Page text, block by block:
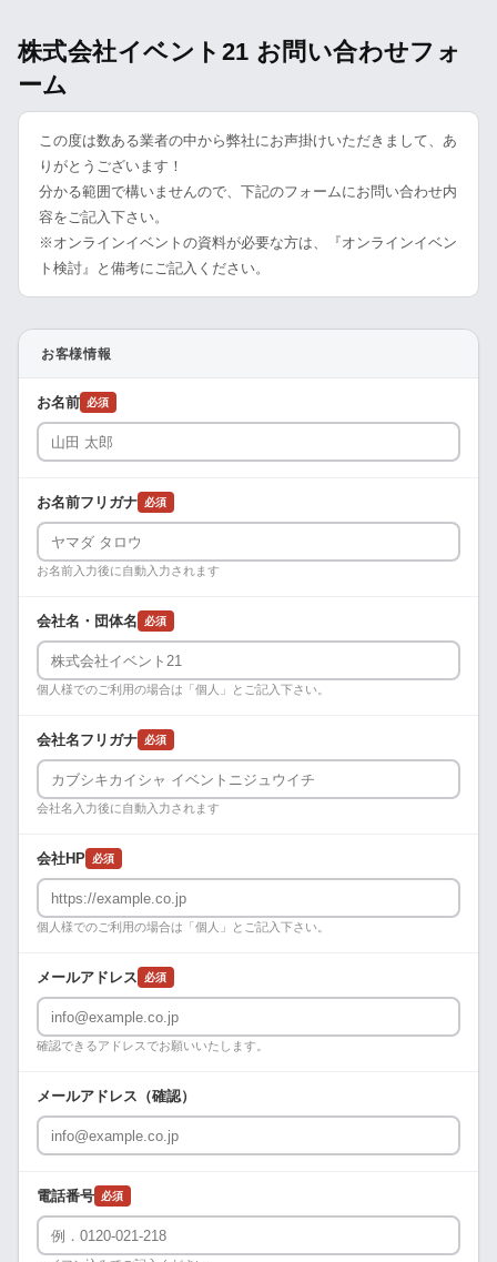
株式会社イベント21 お問い合わせフォ
ーム
この度は数ある業者の中から弊社にお声掛けいただきまして、あ
りがとうございます！
分かる範囲で構いませんので、下記のフォームにお問い合わせ内
容をご記入下さい。
※オンラインイベントの資料が必要な方は、『オンラインイベン
ト検討』と備考にご記入ください。
お客様情報
お名前 必須
お名前フリガナ 必須
お名前入力後に自動入力されます
会社名・団体名 必須
個人様でのご利用の場合は「個人」とご記入下さい。
会社名フリガナ 必須
会社名入力後に自動入力されます
会社HP 必須
個人様でのご利用の場合は「個人」とご記入下さい。
メールアドレス 必須
確認できるアドレスでお願いいたします。
メールアドレス（確認）
電話番号 必須